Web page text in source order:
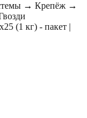
→ Крепёж →
(1 кг) - пакет |